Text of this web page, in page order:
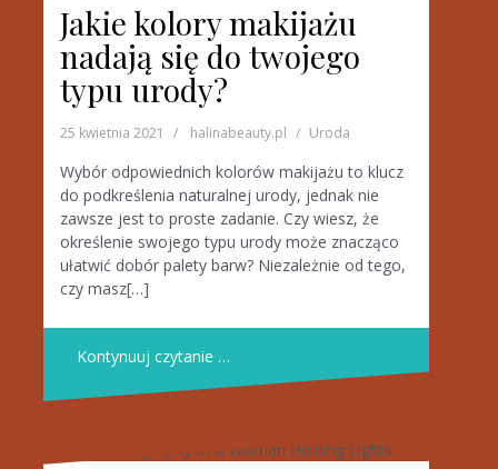
Jakie kolory makijażu
nadają się do twojego
typu urody?
25 kwietnia 2021 halinabeauty.pl Uroda
Wybór odpowiednich kolorów makijażu to klucz
do podkreślenia naturalnej urody, jednak nie
zawsze jest to proste zadanie. Czy wiesz, że
określenie swojego typu urody może znacząco
ułatwić dobór palety barw? Niezależnie od tego,
czy masz[…]
Kontynuuj czytanie …